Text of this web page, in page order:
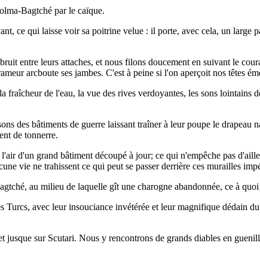
Bagtché par le caïque.
ce qui laisse voir sa poitrine velue : il porte, avec cela, un large
entre leurs attaches, et nous filons doucement en suivant le
arcboute ses jambes. C'est à peine si l'on aperçoit nos têtes
de l'eau, la vue des rives verdoyantes, les sons lointains
des bâtiments de guerre laissant traîner à leur poupe le drapeau
de tonnerre.
d'un grand bâtiment découpé à jour; ce qui n'empêche pas
vie ne trahissent ce qui peut se passer derrière ces murailles
au milieu de laquelle gît une charogne abandonnée, ce à
avec leur insouciance invétérée et leur magnifique dédain
sur Scutari. Nous y rencontrons de grands diables en